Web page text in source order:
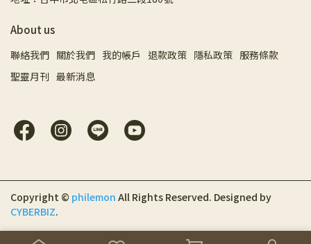
About us
聯絡我們 關於我們 我的帳戶 退款政策 隱私政策 服務條款
聖靈月刊 最新消息
Copyright © philemon All Rights Reserved. Designed by
CYBERBIZ.